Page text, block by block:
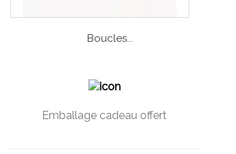
Boucles...
Emballage cadeau offert